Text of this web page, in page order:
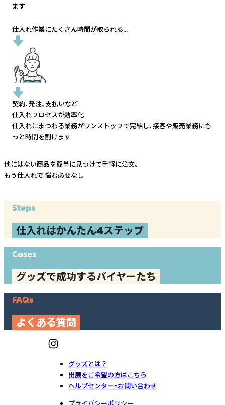
ます
仕入れ作業にたくさん時間が取られる...
契約、発注、支払いなど
仕入れプロセスが効率化
仕入れにまつわる業務がワンストップで完結し、接客や販売業務にも
っと時間を割けます
他にはない商品を簡単に見つけて手軽に注文。
もう仕入れで 悩む必要なし
Steps
仕入れはかんたん4ステップ
Cases
グッズで成功するバイヤーたち
FAQs
よくある質問
グッズとは？
出展をご希望の方はこちら
ヘルプセンター・お問い合わせ